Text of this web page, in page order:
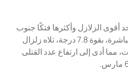
ضرب أحد أقوى الزلازل وأكثرها فتكًا جنوب
تركيا فوق الحدود السورية مباشرة، بقوة 7.8 درجة، تلاه زلزال
ساعات، مما أدى إلى ارتفاع عدد القتلى